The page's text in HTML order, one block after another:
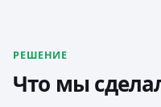
РЕШЕНИЕ
Что мы